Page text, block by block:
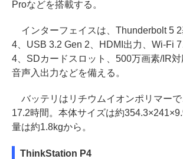
Proなどを搭載する。
インターフェイスは、Thunderbolt 5
4、USB 3.2 Gen 2、HDMI出力、Wi-Fi
4、SDカードスロット、500万画素/IR対
音声入出力などを備える。
バッテリはリチウムイオンポリマー
17.2時間。本体サイズは約
量は約1.8kgから。
ThinkStation P4